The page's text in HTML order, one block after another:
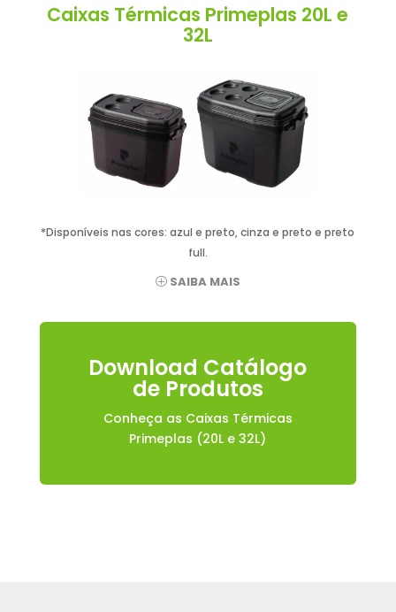
Caixas Térmicas Primeplas 20L e
32L
*Disponíveis nas cores: azul e preto, cinza e preto e preto
full.
SAIBA MAIS
Download Catálogo
de Produtos
Conheça as Caixas Térmicas
Primeplas (20L e 32L)